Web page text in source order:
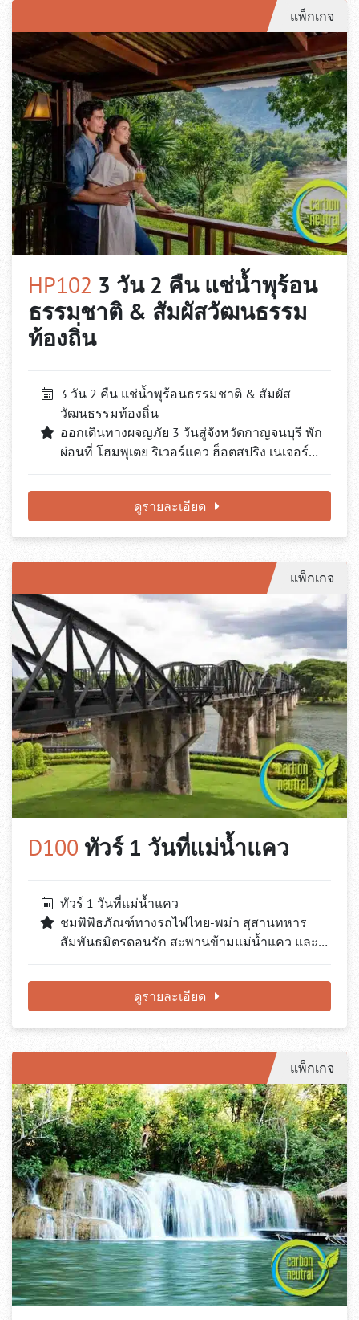
แพ็กเกจ
HP102 3 วัน 2 คืน แช่น้ำพุร้อน
ธรรมชาติ & สัมผัสวัฒนธรรม
ท้องถิ่น
3 วัน 2 คืน แช่น้ำพุร้อนธรรมชาติ & สัมผัส
วัฒนธรรมท้องถิ่น
ออกเดินทางผจญภัย 3 วันสู่จังหวัดกาญจนบุรี พัก
ผ่อนที่ โฮมพุเตย ริเวอร์แคว ฮ็อตสปริง เนเจอร์…
ดูรายละเอียด
แพ็กเกจ
D100 ทัวร์ 1 วันที่แม่น้ำแคว
ทัวร์ 1 วันที่แม่น้ำแคว
ชมพิพิธภัณฑ์ทางรถไฟไทย-พม่า สุสานทหาร
สัมพันธมิตรดอนรัก สะพานข้ามแม่น้ำแคว และ…
ดูรายละเอียด
แพ็กเกจ